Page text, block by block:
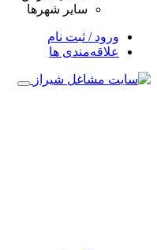
سایر شهرها
ورود / ثبت نام
علاقه‌مندی ها